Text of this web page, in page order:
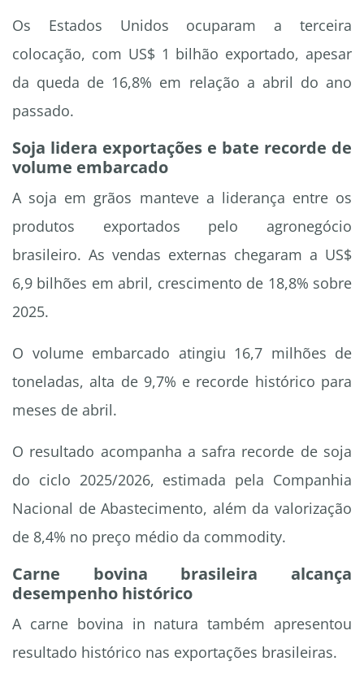
Os Estados Unidos ocuparam a terceira
colocação, com US$ 1 bilhão exportado, apesar
da queda de 16,8% em relação a abril do ano
passado.
Soja lidera exportações e bate recorde de
volume embarcado
A soja em grãos manteve a liderança entre os
produtos exportados pelo agronegócio
brasileiro. As vendas externas chegaram a US$
6,9 bilhões em abril, crescimento de 18,8% sobre
2025.
O volume embarcado atingiu 16,7 milhões de
toneladas, alta de 9,7% e recorde histórico para
meses de abril.
O resultado acompanha a safra recorde de soja
do ciclo 2025/2026, estimada pela Companhia
Nacional de Abastecimento, além da valorização
de 8,4% no preço médio da commodity.
Carne bovina brasileira alcança
desempenho histórico
A carne bovina in natura também apresentou
resultado histórico nas exportações brasileiras.